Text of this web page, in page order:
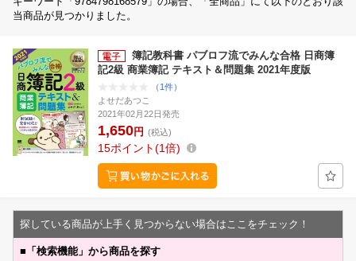
当商品が見つかりました。
簿記教科書 パブロフ流でみんな合格 日商簿
記2級 商業簿記 テキスト＆問題集 2021年度版
（1件）
よせだあつこ
2021年02月22日発売
1,650円 (税込)
15ポイント 1倍
探している商品が上手く見つからない場合はここをチェック！
■ 「検索機能」から商品を探す